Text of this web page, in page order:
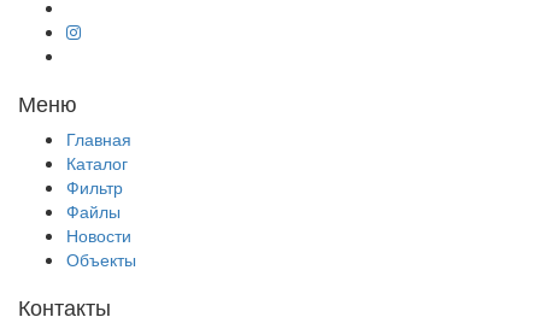
Меню
Главная
Каталог
Фильтр
Файлы
Новости
Объекты
Контакты